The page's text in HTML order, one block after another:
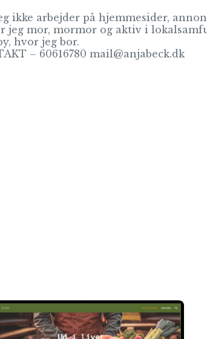
ikke arbejder på hjemmesider,
jeg mor, mormor og aktiv i
hvor jeg bor.
– 60616780 mail@anjabeck.dk